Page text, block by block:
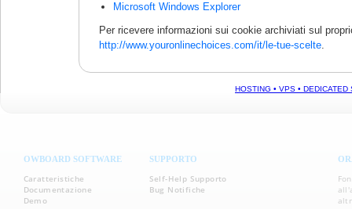
Microsoft Windows Explorer
Per ricevere informazioni sui cookie archiviati sul
http://www.youronlinechoices.com/it/le-tue-scelte.
HOSTING • VPS • DEDICATED
OWBOARD SOFTWARE
Caratteristiche
Documentazione
Demo
SUPPORTO
Self-Help Supporto
Bug Notifiche